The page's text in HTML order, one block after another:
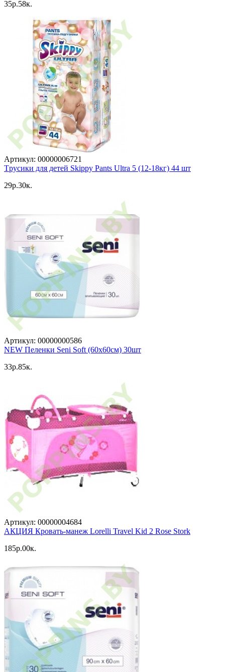
35p.58к.
Артикул: 00000006721
Tрусики для детей Skippy Pants Ultra 5 (12-18кг) 44 шт
29p.30к.
Артикул: 00000000586
NEW Пеленки Seni Soft (60x60см) 30шт
33p.85к.
Артикул: 00000004684
АКЦИЯ Кровать-манеж Lorelli Travel Kid 2 Rose Stork
185p.00к.